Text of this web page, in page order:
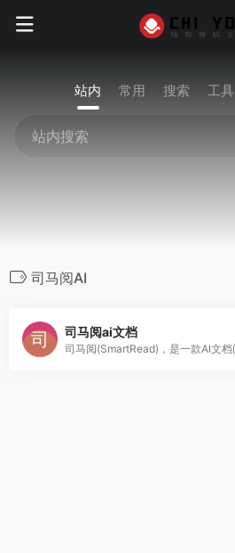
站内 常用 搜索 工具
司马阅AI
司马阅ai文档